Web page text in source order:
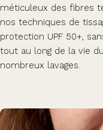
méticuleux des fibres
nos techniques de
protection UPF 50+,
tout au long de la vie
nombreux lavages.